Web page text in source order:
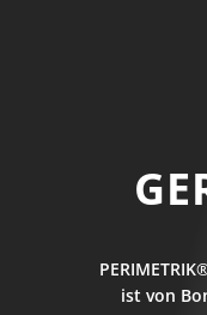
ist von